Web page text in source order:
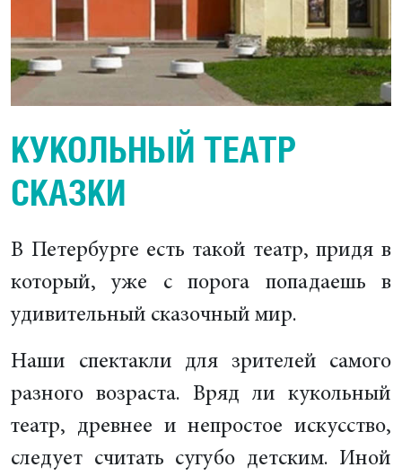
КУКОЛЬНЫЙ ТЕАТР
СКАЗКИ
В Петербурге есть такой театр, придя в
который, уже с порога попадаешь в
удивительный сказочный мир.
Наши спектакли для зрителей самого
разного возраста. Вряд ли кукольный
театр, древнее и непростое искусство,
следует считать сугубо детским. Иной